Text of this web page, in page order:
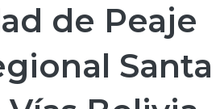
de Peaje
Santa